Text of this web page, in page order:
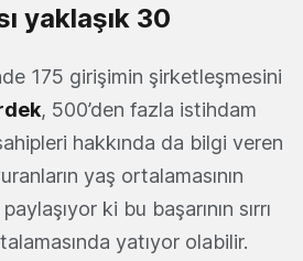
yaklaşık 30
175 girişimin şirketleşmesini
, 500’den fazla istihdam
hakkında da bilgi veren
yaş ortalamasının
ki bu başarının sırrı
yatıyor olabilir.